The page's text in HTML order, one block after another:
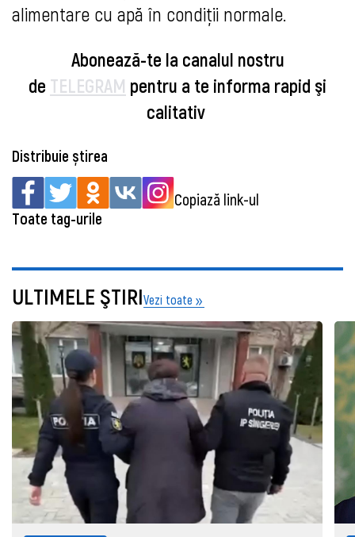
alimentare cu apă în condiții normale.
Abonează-te la canalul nostru
de TELEGRAM pentru a te informa rapid şi
calitativ
Distribuie știrea
Copiază link-ul
Toate tag-urile
ULTIMELE ŞTIRIVezi toate